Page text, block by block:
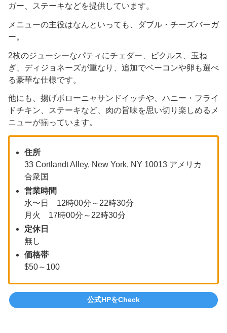
ガー、ステーキなどを提供しています。
メニューの主役はなんといっても、ダブル・チーズバーガ
ー。
2枚のジューシーなパティにチェダー、ピクルス、玉ね
ぎ、ディジョネーズが重なり、追加でベーコンや卵も選べ
る豪華な仕様です。
他にも、揚げボローニャサンドイッチや、ハニー・フライ
ドチキン、ステーキなど、肉の旨味を思い切り楽しめるメ
ニューが揃っています。
住所
33 Cortlandt Alley, New York, NY 10013 アメリカ
合衆国
営業時間
水〜日 12時00分～22時30分
月火 17時00分～22時30分
定休日
無し
価格帯
$50～100
公式HPをCheck